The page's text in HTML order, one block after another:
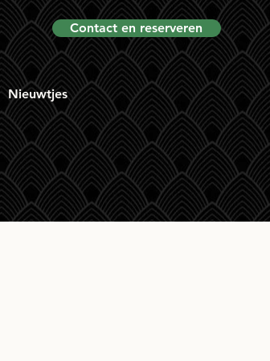
Contact en reserveren
Nieuwtjes